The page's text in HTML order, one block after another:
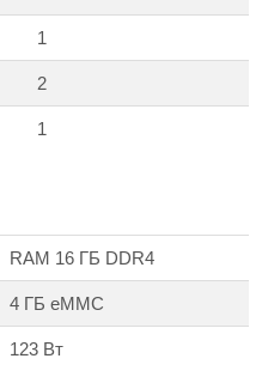
1
2
1
RAM 16 ГБ DDR4
4 ГБ eMMC
123 Вт